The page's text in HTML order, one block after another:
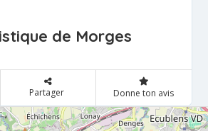
de Morges
Partager Donne ton avis